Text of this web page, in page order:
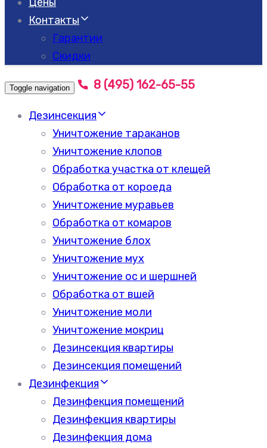
Контакты
Гарантии
Скидки
Toggle navigation 8 (495) 162-65-55
Дезинсекция
Уничтожение тараканов
Уничтожение клопов
Обработка участка от клещей
Обработка от короеда
Уничтожение муравьев
Обработка от комаров
Уничтожение блох
Уничтожение мух
Уничтожение ос и шершней
Обработка от вшей
Уничтожение моли
Уничтожение мокриц
Дезинсекция квартиры
Дезинсекция помещений
Дезинфекция
Дезинфекция помещений
Дезинфекция квартиры
Дезинфекция дома